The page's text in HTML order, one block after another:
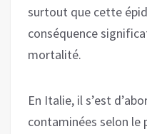
surtout que cette
conséquence
mortalité.
En Italie, il s’est
contaminées selon le